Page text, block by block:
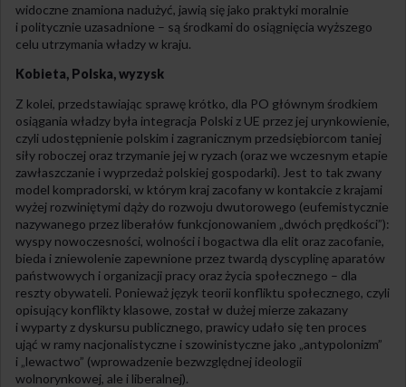
widoczne znamiona nadużyć, jawią się jako praktyki moralnie
i politycznie uzasadnione – są środkami do osiągnięcia wyższego
celu utrzymania władzy w kraju.
Kobieta, Polska, wyzysk
Z kolei, przedstawiając sprawę krótko, dla PO głównym środkiem
osiągania władzy była integracja Polski z UE przez jej urynkowienie,
czyli udostępnienie polskim i zagranicznym przedsiębiorcom taniej
siły roboczej oraz trzymanie jej w ryzach (oraz we wczesnym etapie
zawłaszczanie i wyprzedaż polskiej gospodarki). Jest to tak zwany
model kompradorski, w którym kraj zacofany w kontakcie z krajami
wyżej rozwiniętymi dąży do rozwoju dwutorowego (eufemistycznie
nazywanego przez liberałów funkcjonowaniem „dwóch prędkości”):
wyspy nowoczesności, wolności i bogactwa dla elit oraz zacofanie,
bieda i zniewolenie zapewnione przez twardą dyscyplinę aparatów
państwowych i organizacji pracy oraz życia społecznego – dla
reszty obywateli. Ponieważ język teorii konfliktu społecznego, czyli
opisujący konflikty klasowe, został w dużej mierze zakazany
i wyparty z dyskursu publicznego, prawicy udało się ten proces
ująć w ramy nacjonalistyczne i szowinistyczne jako „antypolonizm”
i „lewactwo” (wprowadzenie bezwzględnej ideologii
wolnorynkowej, ale i liberalnej).